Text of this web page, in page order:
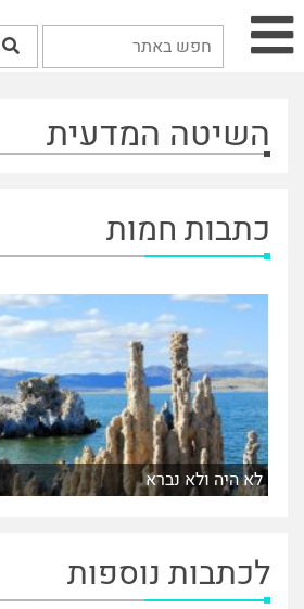
השיטה המדעית
כתבות חמות
לא היה ולא נברא
לכתבות נוספות